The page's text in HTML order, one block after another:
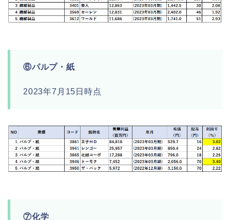
⑥パルプ・紙
2023年7月15日時点
⑦化学